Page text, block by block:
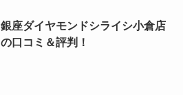
銀座ダイヤモンドシライシ小倉店
の口コミ＆評判！